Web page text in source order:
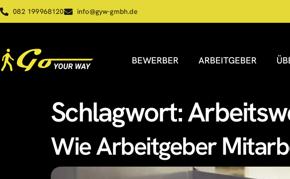
082 199968120 info@gyw-gmbh.de
BEWERBER ARBEITGEBER
Schlagwort:
Wie Arbeitgeber